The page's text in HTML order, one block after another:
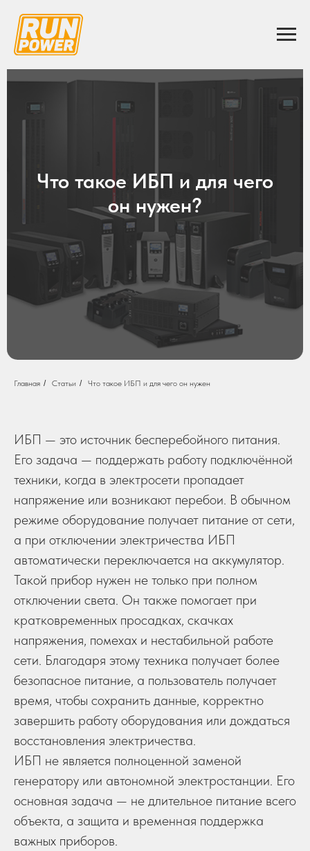
Что такое ИБП и для чего
он нужен?
Главная / Статьи / Что такое ИБП и для чего он нужен
ИБП — это источник бесперебойного питания.
Его задача — поддержать работу подключённой
техники, когда в электросети пропадает
напряжение или возникают перебои. В обычном
режиме оборудование получает питание от сети,
а при отключении электричества ИБП
автоматически переключается на аккумулятор.
Такой прибор нужен не только при полном
отключении света. Он также помогает при
кратковременных просадках, скачках
напряжения, помехах и нестабильной работе
сети. Благодаря этому техника получает более
безопасное питание, а пользователь получает
время, чтобы сохранить данные, корректно
завершить работу оборудования или дождаться
восстановления электричества.
ИБП не является полноценной заменой
генератору или автономной электростанции. Его
основная задача — не длительное питание всего
объекта, а защита и временная поддержка
важных приборов.